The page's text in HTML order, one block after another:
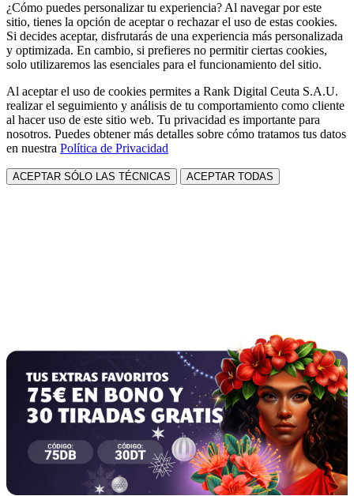
¿Cómo puedes personalizar tu experiencia? Al navegar por este
sitio, tienes la opción de aceptar o rechazar el uso de estas cookies.
Si decides aceptar, disfrutarás de una experiencia más personalizada
y optimizada. En cambio, si prefieres no permitir ciertas cookies,
solo utilizaremos las esenciales para el funcionamiento del sitio.
Al aceptar el uso de cookies permites a Rank Digital Ceuta S.A.U.
realizar el seguimiento y análisis de tu comportamiento como cliente
al hacer uso de este sitio web. Tu privacidad es importante para
nosotros. Puedes obtener más detalles sobre cómo tratamos tus datos
en nuestra Política de Privacidad
ACEPTAR SÓLO LAS TÉCNICAS ACEPTAR TODAS